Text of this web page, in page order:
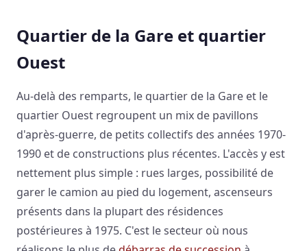
Quartier de la Gare et quartier
Ouest
Au-delà des remparts, le quartier de la Gare et le
quartier Ouest regroupent un mix de pavillons
d'après-guerre, de petits collectifs des années 1970-
1990 et de constructions plus récentes. L'accès y est
nettement plus simple : rues larges, possibilité de
garer le camion au pied du logement, ascenseurs
présents dans la plupart des résidences
postérieures à 1975. C'est le secteur où nous